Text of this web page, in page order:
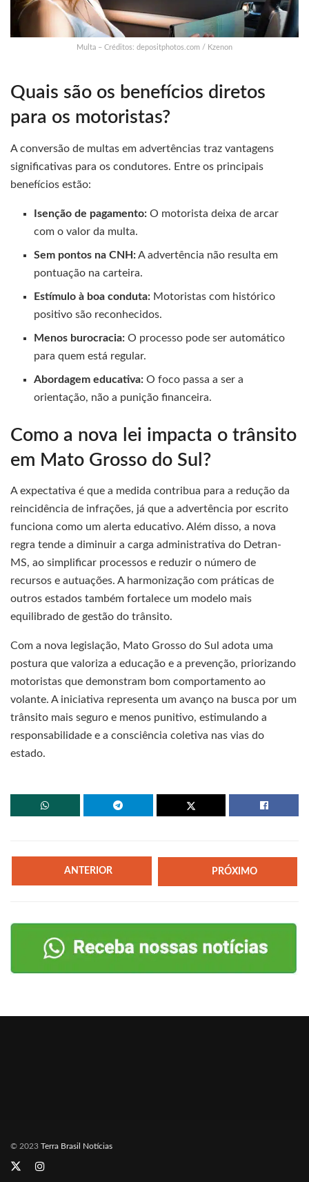
Multa – Créditos: depositphotos.com / Kzenon
Quais são os benefícios diretos
para os motoristas?
A conversão de multas em advertências traz vantagens
significativas para os condutores. Entre os principais
benefícios estão:
Isenção de pagamento: O motorista deixa de arcar
com o valor da multa.
Sem pontos na CNH:A advertência não resulta em
pontuação na carteira.
Estímulo à boa conduta: Motoristas com histórico
positivo são reconhecidos.
Menos burocracia: O processo pode ser automático
para quem está regular.
Abordagem educativa: O foco passa a ser a
orientação, não a punição financeira.
Como a nova lei impacta o trânsito
em Mato Grosso do Sul?
A expectativa é que a medida contribua para a redução da
reincidência de infrações, já que a advertência por escrito
funciona como um alerta educativo. Além disso, a nova
regra tende a diminuir a carga administrativa do Detran-
MS, ao simplificar processos e reduzir o número de
recursos e autuações. A harmonização com práticas de
outros estados também fortalece um modelo mais
equilibrado de gestão do trânsito.
Com a nova legislação, Mato Grosso do Sul adota uma
postura que valoriza a educação e a prevenção, priorizando
motoristas que demonstram bom comportamento ao
volante. A iniciativa representa um avanço na busca por um
trânsito mais seguro e menos punitivo, estimulando a
responsabilidade e a consciência coletiva nas vias do
estado.
ANTERIOR PRÓXIMO
© 2023 Terra Brasil Notícias